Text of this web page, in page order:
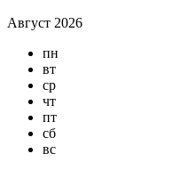
Август 2026
пн
вт
ср
чт
пт
сб
вс